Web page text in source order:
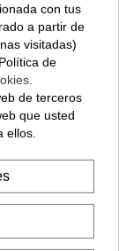
17,25 €
Añadir
este
con tus
a partir de
visitadas)
de
de terceros
que usted
ellos.